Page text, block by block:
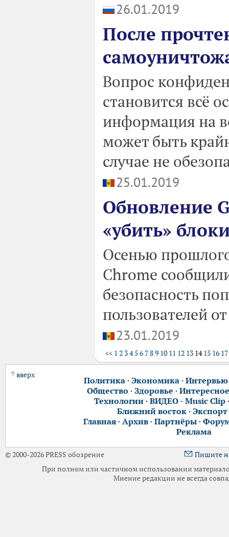
26.01.2019
После
Вопрос
становится всё
информация на
может быть
случае не
25.01.2019
Обновление
«убить»
Осенью
Chrome
безопасность
пользователей
23.01.2019
<< 1 2 34 56 789 10 11 12 13 1415 16 17
вверх
Политика· Экономика· Интервью
Общество · Здоровье · Интересное
Технологии· ВИДЕО - Music Clip
Ближний восток ·
Главная· Архив· Партнёры·
Реклама
© 2000-2026 PRESS обозрение
Пишите
При полном или частичном использовании
Мнение редакции не всегда